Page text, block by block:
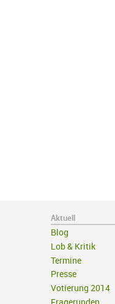
Aktuell
Blog
Lob & Kritik
Termine
Presse
Votierung 2014